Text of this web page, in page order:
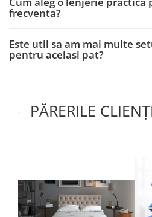
frecventa?
Este util sa am mai multe
pentru acelasi pat?
PĂRERILE